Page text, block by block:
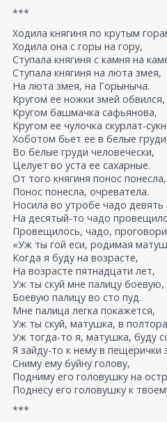
***
Ходила княгиня по крутым
Ходила она с горы на гору,
Ступала княгиня с камня на
Ступала княгиня на люта змея,
На люта змея, на Горыныча.
Кругом ее ножки змей обвился,
Кругом башмачка сафьянова,
Кругом ее чулочка скурлат-
Хоботом бьет ее в белые
Во белые груди человечески,
Целует во уста ее сахарные.
От того княгиня понос понесла,
Понос понесла, очреватела.
Носила во утробе чадо девять
На десятый-то чадо
Провещилось, чадо,
«Уж ты гой еси, родимая
Когда я буду на возрасте,
На возрасте пятнадцати лет,
Уж ты скуй мне палицу боевую,
Боевую палицу во сто пуд.
Мне палица легка покажется,
Уж ты скуй, матушка, в
Уж тогда-то я, матушка, буду
Я зайду-то к нему в пещерички
Сниму ему буйну голову,
Подниму его головушку на
Поднесу его головушку к
***